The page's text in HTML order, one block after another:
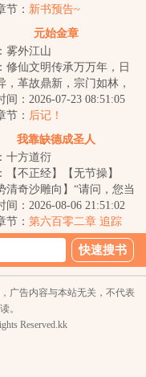
！...
节： 新书预告~
元始金章
雾外江山
修仙文明传承万万年，日
，革故鼎新，宗门如林，
蚁。修士有奇遇，宗门有
天地有灵...
间：2026-07-23 08:51:05
节： 后记！
我靠缺德成圣人
十方道衍
【不正经】【无节操】
清奇沙雕向】“请问，您当
何凭一己之力治好云怀仙
化无忧仙...
间：2026-08-06 21:51:02
节： 第六百零二章 追踪
广告内容与本站无关，不代表
。
Reserved.kk